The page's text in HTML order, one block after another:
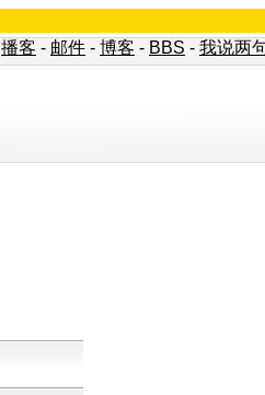
播客 - 邮件 - 博客 - BBS - 我说两